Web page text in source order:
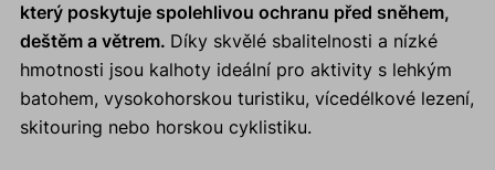
který poskytuje spolehlivou ochranu před sněhem,
deštěm a větrem. Díky skvělé sbalitelnosti a nízké
hmotnosti jsou kalhoty ideální pro aktivity s lehkým
batohem, vysokohorskou turistiku, vícedélkové lezení,
skitouring nebo horskou cyklistiku.